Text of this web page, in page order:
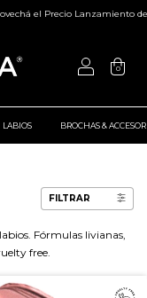
Lanzamiento de
0
LABIOS BROCHAS &
FILTRAR
Fórmulas livianas,
free.